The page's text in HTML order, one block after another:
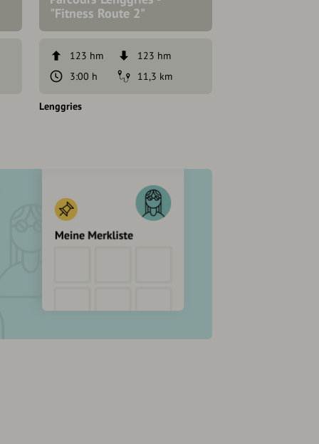
"Fitness Route 2"
123 hm
123 hm
3:00 h
11,3 km
Lenggries